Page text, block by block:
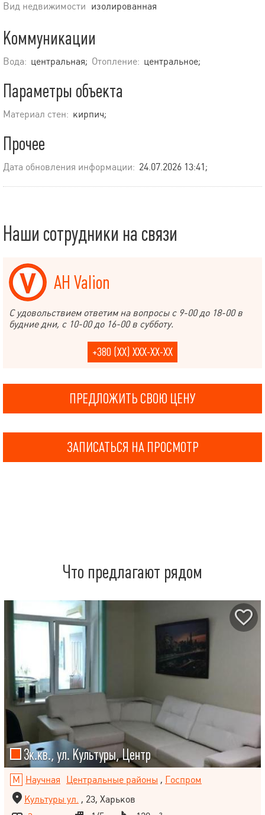
Вид недвижимости изолированная
Коммуникации
Вода: центральная; Отопление: центральное;
Параметры объекта
Материал стен: кирпич;
Прочее
Дата обновления информации: 24.07.2026 13:41;
Наши сотрудники на связи
АН Valion
С удовольствием ответим на вопросы с 9-00 до 18-00 в
будние дни, с 10-00 до 16-00 в субботу.
+380 (XX) XXX-XX-XX
ПРЕДЛОЖИТЬ СВОЮ ЦЕНУ
ЗАПИСАТЬСЯ НА ПРОСМОТР
Что предлагают рядом
3к.кв., ул. Культуры, Центр
Научная Центральные районы , Госпром
Культуры ул. , 23, Харьков